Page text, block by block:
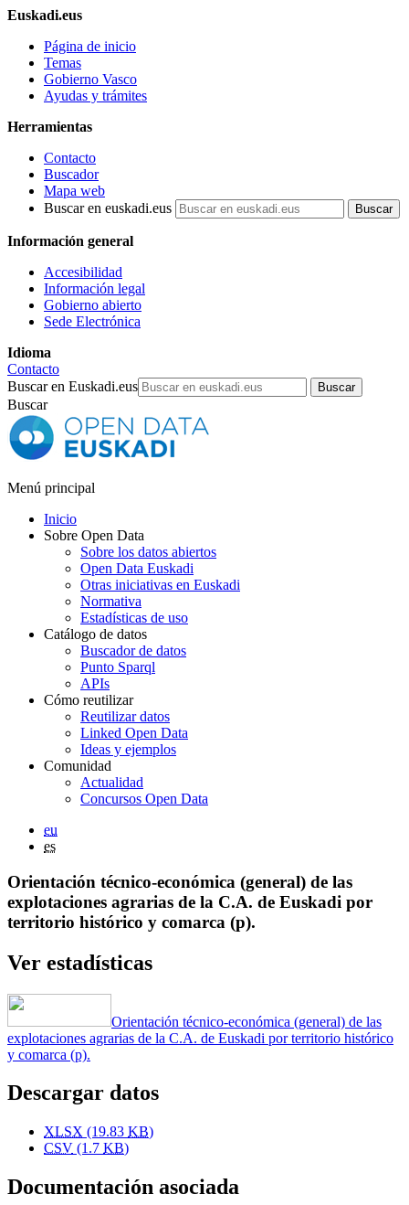
Euskadi.eus
Página de inicio
Temas
Gobierno Vasco
Ayudas y trámites
Herramientas
Contacto
Buscador
Mapa web
Buscar en euskadi.eus
Información general
Accesibilidad
Información legal
Gobierno abierto
Sede Electrónica
Idioma
Contacto
Buscar en Euskadi.eus
Buscar
Menú principal
Inicio
Sobre Open Data
Sobre los datos abiertos
Open Data Euskadi
Otras iniciativas en Euskadi
Normativa
Estadísticas de uso
Catálogo de datos
Buscador de datos
Punto Sparql
APIs
Cómo reutilizar
Reutilizar datos
Linked Open Data
Ideas y ejemplos
Comunidad
Actualidad
Concursos Open Data
eu
es
Orientación técnico-económica (general) de las
explotaciones agrarias de la C.A. de Euskadi por
territorio histórico y comarca (p).
Ver estadísticas
Orientación técnico-económica (general) de las
explotaciones agrarias de la C.A. de Euskadi por territorio histórico
y comarca (p).
Descargar datos
XLSX (19.83 KB)
CSV (1.7 KB)
Documentación asociada